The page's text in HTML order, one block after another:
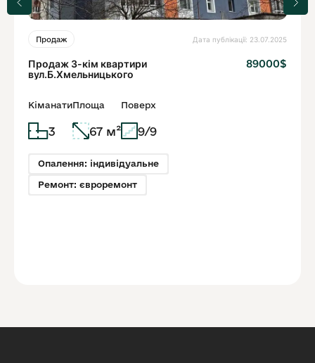
Продаж Дата публікації: 23.07.2025
Продаж 3-кім квартири
вул.Б.Хмельницького
89000$
Кіманати
3
Площа
67 м²
Поверх
9/9
Опалення: індивідуальне
Ремонт: євроремонт